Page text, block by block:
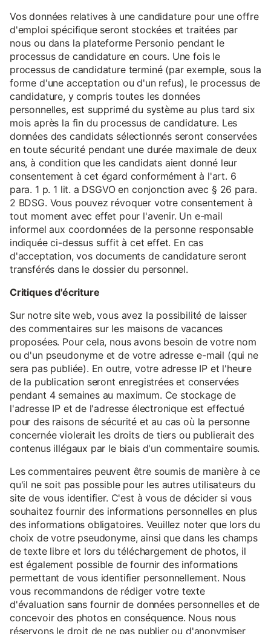
Vos données relatives à une candidature pour une offre
d'emploi spécifique seront stockées et traitées par
nous ou dans la plateforme Personio pendant le
processus de candidature en cours. Une fois le
processus de candidature terminé (par exemple, sous la
forme d'une acceptation ou d'un refus), le processus de
candidature, y compris toutes les données
personnelles, est supprimé du système au plus tard six
mois après la fin du processus de candidature. Les
données des candidats sélectionnés seront conservées
en toute sécurité pendant une durée maximale de deux
ans, à condition que les candidats aient donné leur
consentement à cet égard conformément à l'art. 6
para. 1 p. 1 lit. a DSGVO en conjonction avec § 26 para.
2 BDSG. Vous pouvez révoquer votre consentement à
tout moment avec effet pour l'avenir. Un e-mail
informel aux coordonnées de la personne responsable
indiquée ci-dessus suffit à cet effet. En cas
d'acceptation, vos documents de candidature seront
transférés dans le dossier du personnel.
Critiques d'écriture
Sur notre site web, vous avez la possibilité de laisser
des commentaires sur les maisons de vacances
proposées. Pour cela, nous avons besoin de votre nom
ou d'un pseudonyme et de votre adresse e-mail (qui ne
sera pas publiée). En outre, votre adresse IP et l'heure
de la publication seront enregistrées et conservées
pendant 4 semaines au maximum. Ce stockage de
l'adresse IP et de l'adresse électronique est effectué
pour des raisons de sécurité et au cas où la personne
concernée violerait les droits de tiers ou publierait des
contenus illégaux par le biais d'un commentaire soumis.
Les commentaires peuvent être soumis de manière à ce
qu'il ne soit pas possible pour les autres utilisateurs du
site de vous identifier. C'est à vous de décider si vous
souhaitez fournir des informations personnelles en plus
des informations obligatoires. Veuillez noter que lors du
choix de votre pseudonyme, ainsi que dans les champs
de texte libre et lors du téléchargement de photos, il
est également possible de fournir des informations
permettant de vous identifier personnellement. Nous
vous recommandons de rédiger votre texte
d'évaluation sans fournir de données personnelles et de
concevoir des photos en conséquence. Nous nous
réservons le droit de ne pas publier ou d'anonymiser